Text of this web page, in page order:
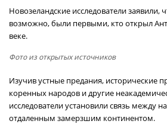
Новозеландские исследователи заявили,
возможно, были первыми, кто открыл
веке.
Фото из открытых источников
Изучив устные предания, исторические
коренных народов и другие
исследователи установили связь между
отдаленным замерзшим континентом.